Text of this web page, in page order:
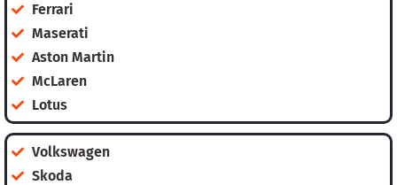
Ferrari
Maserati
Aston Martin
McLaren
Lotus
Volkswagen
Skoda